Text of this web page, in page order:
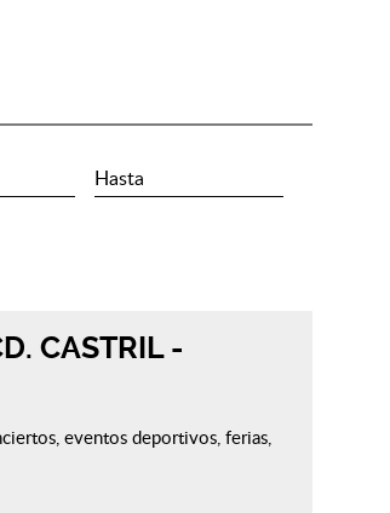
CASTRIL -
eventos deportivos, ferias,